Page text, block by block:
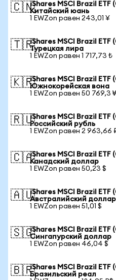
🇨🇳iShares MSCI Brazil ETF
Китайский юань
1 EWZon равен 243,01 ¥
🇹🇷iShares MSCI Brazil ETF
Турецкая лира
1 EWZon равен 1 717,73 ₺
🇰🇷iShares MSCI Brazil ETF
Южнокорейская вона
1 EWZon равен 50 769,3
🇷🇺iShares MSCI Brazil ETF
Российский рубль
1 EWZon равен 2 963,66
🇨🇦iShares MSCI Brazil ETF
Канадский доллар
1 EWZon равен 50,23 $
🇦🇺iShares MSCI Brazil ETF
Австралийский доллар
1 EWZon равен 51,01 $
🇸🇬iShares MSCI Brazil ETF
Сингапурский доллар
1 EWZon равен 46,04 $
🇧🇷iShares MSCI Brazil ETF
Бразильский реал